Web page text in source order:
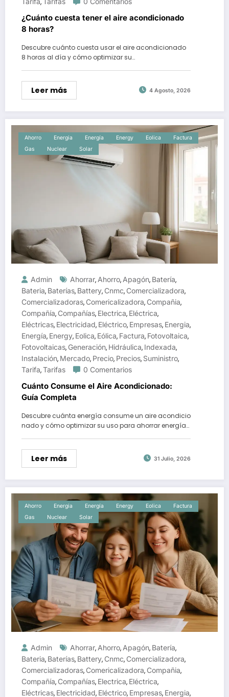
¿Cuánto cuesta tener el aire acondicionado
8 horas?
Descubre cuánto cuesta usar el aire acondicionado
8 horas al día y cómo optimizar su…
Leer más 4 Agosto, 2026
Ahorro Energia Energía Energy Eolica
Factura
Gas
Nuclear Solar
Admin Ahorrar, Ahorro, Apagón, Batería,
Bateria, Baterías, Battery, Cnmc, Comercializadora,
Comercializadoras, Comericalizadora, Compañia,
Compañía, Compañías, Electrica, Eléctrica,
Eléctricas, Electricidad, Eléctrico, Empresas, Energia,
Energía, Energy, Eolica, Eólica, Factura, Fotovoltaica,
Fotovoltaicas, Generación, Hidráulica, Indexada,
Instalación, Mercado, Precio, Precios, Suministro,
Tarifa,Tarifas 0 Comentarios
Cuánto Consume el Aire Acondicionado:
Guía Completa
Descubre cuánta energía consume un aire acondicio
nado y cómo optimizar su uso para ahorrar energía…
Leer más 31 Julio, 2026
Ahorro Energia Energía Energy Eolica
Factura
Gas
Nuclear Solar
Admin Ahorrar, Ahorro, Apagón, Batería,
Bateria, Baterías, Battery, Cnmc, Comercializadora,
Comercializadoras, Comericalizadora, Compañia,
Compañía, Compañías, Electrica, Eléctrica,
Eléctricas, Electricidad, Eléctrico, Empresas, Energia,